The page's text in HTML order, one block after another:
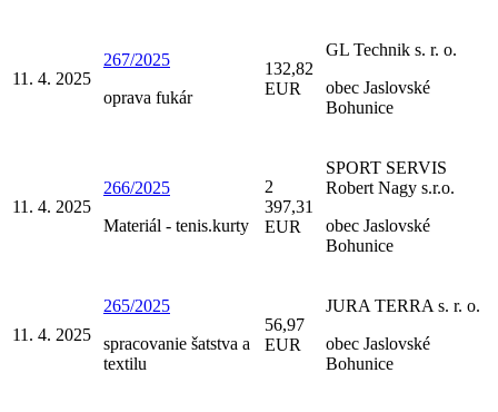
11. 4. 2025
267/2025
oprava fukár
132,82
EUR
GL Technik s. r. o.
obec Jaslovské
Bohunice
11. 4. 2025
266/2025
Materiál - tenis.kurty
2
397,31
EUR
SPORT SERVIS
Robert Nagy s.r.o.
obec Jaslovské
Bohunice
11. 4. 2025
265/2025
spracovanie šatstva a
textilu
56,97
EUR
JURA TERRA s. r. o.
obec Jaslovské
Bohunice